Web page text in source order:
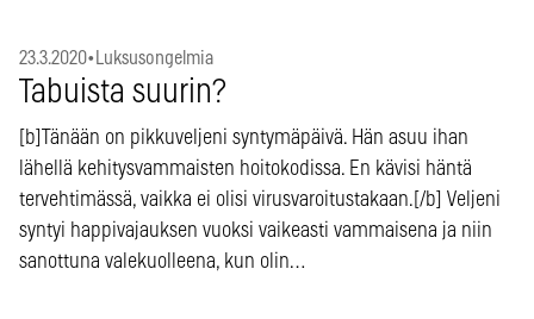
23.3.2020• Luksusongelmia
Tabuista suurin?
[b]Tänään on pikkuveljeni syntymäpäivä. Hän asuu ihan
lähellä kehitysvammaisten hoitokodissa. En kävisi häntä
tervehtimässä, vaikka ei olisi virusvaroitustakaan.[/b] Veljeni
syntyi happivajauksen vuoksi vaikeasti vammaisena ja niin
sanottuna valekuolleena, kun olin…